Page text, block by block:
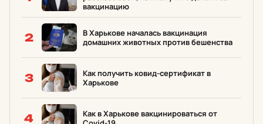
вакцинацию
2
В Харькове началась вакцинация
домашних животных против бешенства
3
Как получить ковид-сертификат в
Харькове
4
Как в Харькове вакцинироваться от